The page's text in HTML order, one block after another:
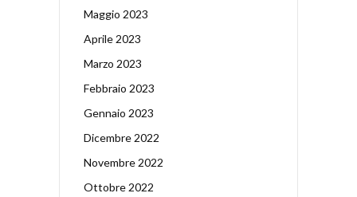
Maggio 2023
Aprile 2023
Marzo 2023
Febbraio 2023
Gennaio 2023
Dicembre 2022
Novembre 2022
Ottobre 2022